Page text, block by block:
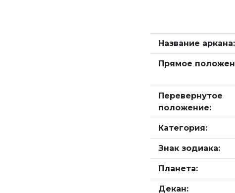
Название аркана:
Прямое
Перевернутое
положение:
Категория:
Знак зодиака:
Планета:
Декан: